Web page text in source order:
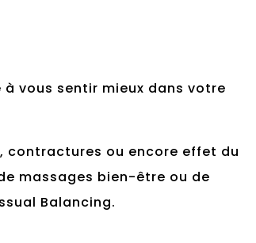
vous sentir mieux dans votre
contractures ou encore effet du
massages bien-être ou de
Balancing.